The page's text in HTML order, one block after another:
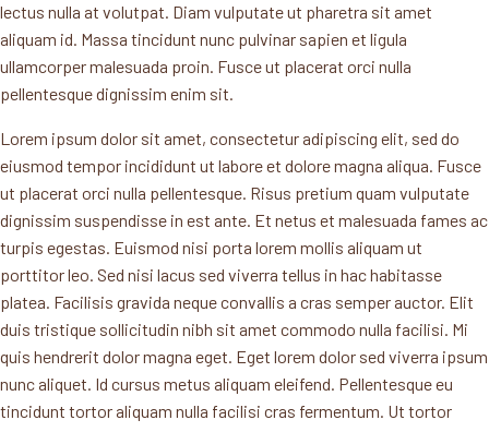
lectus nulla at volutpat. Diam vulputate ut pharetra sit amet
aliquam id. Massa tincidunt nunc pulvinar sapien et ligula
ullamcorper malesuada proin. Fusce ut placerat orci nulla
pellentesque dignissim enim sit.
Lorem ipsum dolor sit amet, consectetur adipiscing elit, sed do
eiusmod tempor incididunt ut labore et dolore magna aliqua. Fusce
ut placerat orci nulla pellentesque. Risus pretium quam vulputate
dignissim suspendisse in est ante. Et netus et malesuada fames ac
turpis egestas. Euismod nisi porta lorem mollis aliquam ut
porttitor leo. Sed nisi lacus sed viverra tellus in hac habitasse
platea. Facilisis gravida neque convallis a cras semper auctor. Elit
duis tristique sollicitudin nibh sit amet commodo nulla facilisi. Mi
quis hendrerit dolor magna eget. Eget lorem dolor sed viverra ipsum
nunc aliquet. Id cursus metus aliquam eleifend. Pellentesque eu
tincidunt tortor aliquam nulla facilisi cras fermentum. Ut tortor